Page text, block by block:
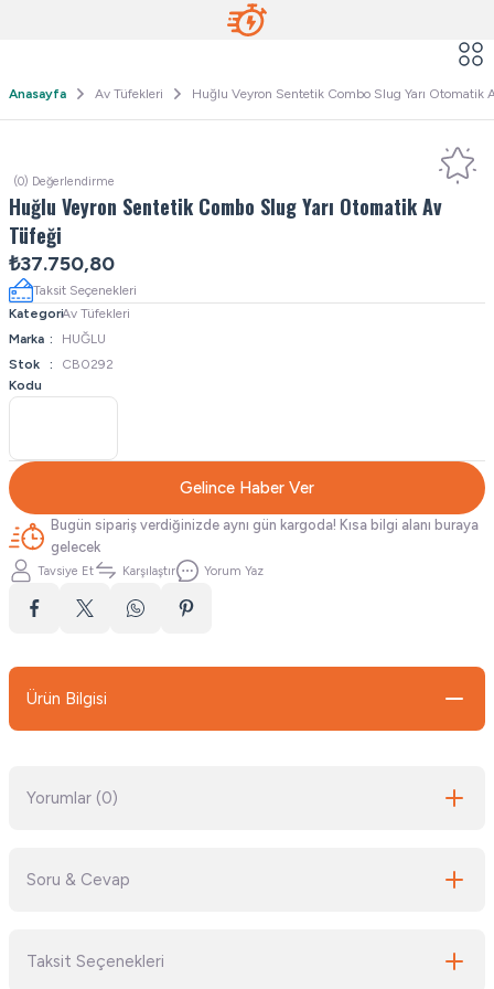
Anasayfa Av Tüfekleri Huğlu Veyron Sentetik Combo Slug Yarı Otomatik
(0) Değerlendirme
Huğlu Veyron Sentetik Combo Slug Yarı Otomatik Av
Tüfeği
₺37.750,80
Taksit Seçenekleri
KategoriAv Tüfekleri
Marka
HUĞLU
Stok
Kodu
CB0292
Gelince Haber Ver
Bugün sipariş verdiğinizde aynı gün kargoda! Kısa bilgi alanı buraya
gelecek
Tavsiye Et Karşılaştır Yorum Yaz
Ürün Bilgisi
Yorumlar (0)
Soru & Cevap
Taksit Seçenekleri